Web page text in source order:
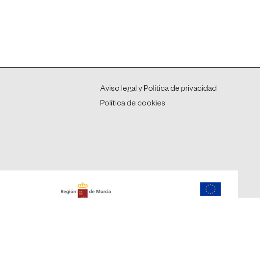
Aviso legal y Política de privacidad
Política de cookies